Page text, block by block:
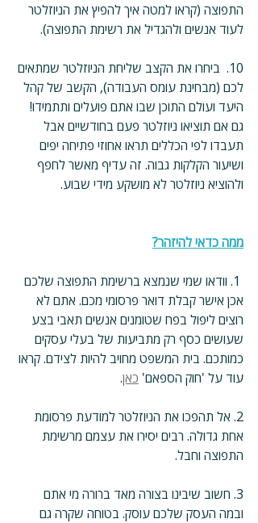
התפוצה (קראו למטה איך להפיץ את הניוזלטר
לעוד אנשים ולהגדיל את רשימת התפוצה).
10.  ביחרו את הקצב שליחת הניוזלטר שמתאים
לכם (מבחינת עומס העבודה), הקשב של קהל
היעד ועולם התוכן שבו אתם פועלים ותתמידו!
גם אם תוציאו ניוזלטר פעם בחודשיים אבל
תעבדו לפי הכללים תראו אחוזי פתיחה יפים
ושיעור הקלקות גבוה. זה עדיף מאשר לחפף
ולהוציא ניוזלטר לא מושקע מידי שבוע.
ממה כדאי להיזהר?
1. וודאו שמי שנמצא ברשימת התפוצה שלכם
אכן אישר קבלת דואר פרסומי מכם. אתם לא
רוצים ליפול בפח שטומנים אנשים תאבי בצע
שעושים כסף רק מתביעות של בעלי עסקים
כמותכם. בית המשפט מחויב להיות לצידם. קראו
עוד על 'חוק הספאם' כאן.
2. אל תהפכו את הניוזלטר למודעת פרסומת
אחת גדולה. רבים יסירו את עצמם מרשימת
התפוצה וחבל.
3. חשוב שיבינו בצורה מאד ברורה מי אתם
ובמה העסק שלכם עוסק. בטוחה שקרה גם